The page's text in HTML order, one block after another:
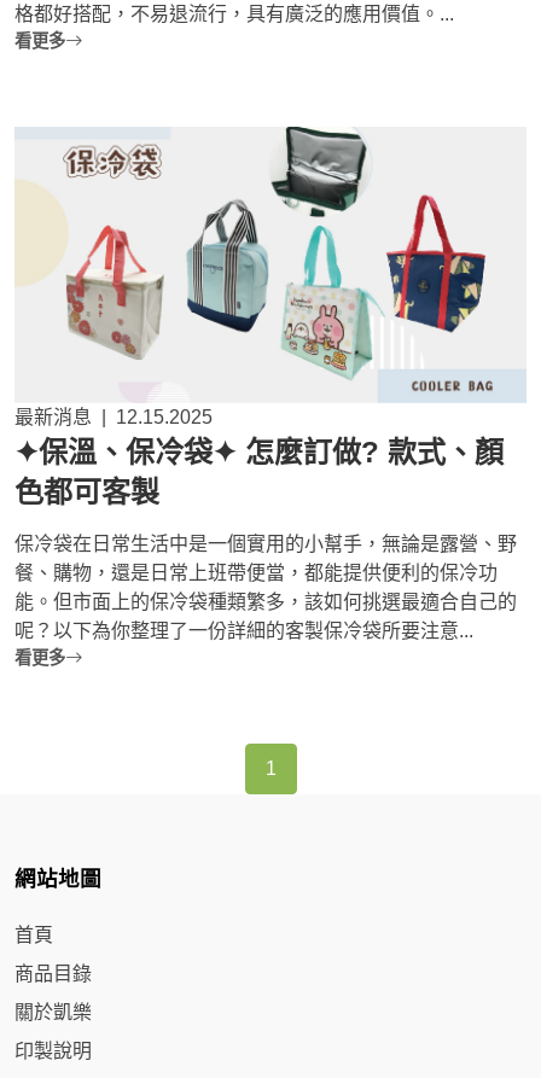
格都好搭配，不易退流行，具有廣泛的應用價值。...
看更多
最新消息 12.15.2025
✦保溫、保冷袋✦ 怎麼訂做? 款式、顏
色都可客製
保冷袋在日常生活中是一個實用的小幫手，無論是露營、野
餐、購物，還是日常上班帶便當，都能提供便利的保冷功
能。但市面上的保冷袋種類繁多，該如何挑選最適合自己的
呢？以下為你整理了一份詳細的客製保冷袋所要注意...
看更多
1
網站地圖
首頁
商品目錄
關於凱樂
印製說明